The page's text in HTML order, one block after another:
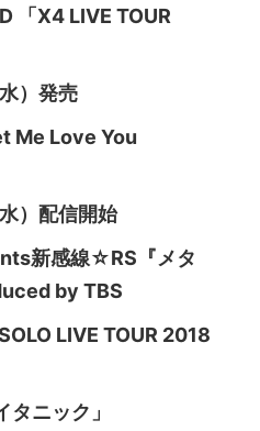
「X4 LIVE TOUR
）発売
Me Love You
）配信開始
新感線☆RS『メタ
by TBS
LIVE TOUR 2018
タニック」